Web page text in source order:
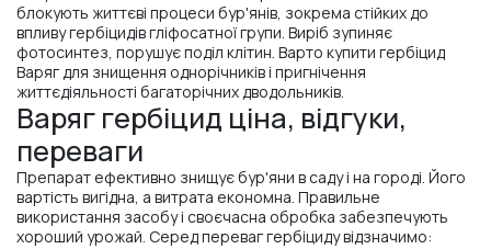
блокують життєві процеси бур'янів, зокрема стійких до
впливу гербіцидів гліфосатної групи. Виріб зупиняє
фотосинтез, порушує поділ клітин. Варто купити гербіцид
Варяг для знищення однорічників і пригнічення
життєдіяльності багаторічних дводольників.
Варяг гербіцид ціна, відгуки,
переваги
Препарат ефективно знищує бур'яни в саду і на городі. Його
вартість вигідна, а витрата економна. Правильне
використання засобу і своєчасна обробка забезпечують
хороший урожай. Серед переваг гербіциду відзначимо: